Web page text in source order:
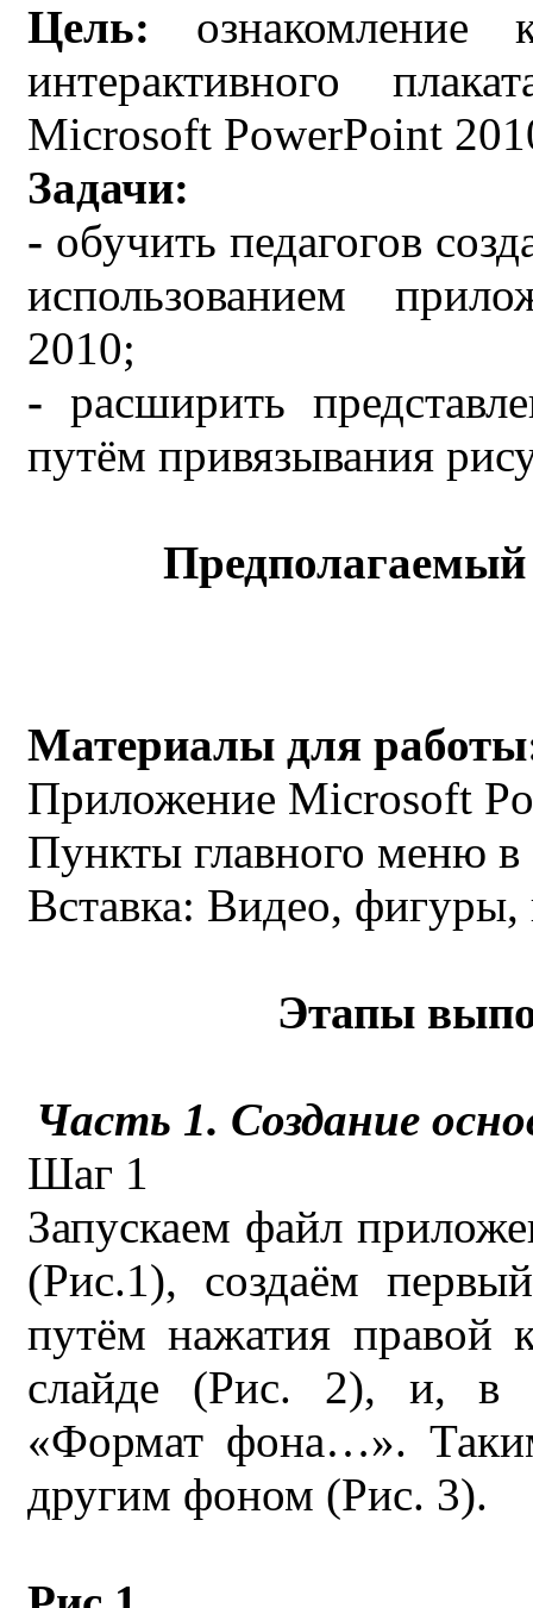
Цель: ознакомление
интерактивного
Microsoft PowerPoint
Задачи:
- обучить педагогов
использованием
2010;
- расширить
путём привязывания
Предполагаемый
Материалы для
Приложение Microsoft
Пункты главного меню
Вставка: Видео, фигуры,
Этапы
Часть 1. Создание
Шаг 1
Запускаем файл
(Рис.1), создаём
путём нажатия правой
слайде (Рис. 2), и, в
«Формат фона…».
другим фоном (Рис. 3).